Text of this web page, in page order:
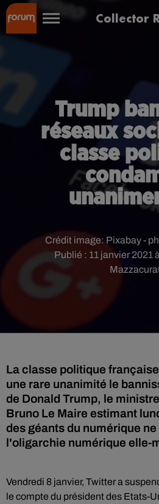
Collector
Trump
réseaux
classe
Publié : 11 janvier 2021
Crédit image:Pixabay -
La classe politique
une rare unanimité le
de Donald Trump, le
Bruno Le Maire estimant
des géants du numérique
l'oligarchie numérique elle-
Vendredi 8 janvier, Twitter a
le compte du président des Etats-